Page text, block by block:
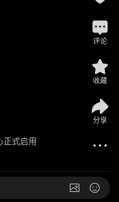
正式启用
评论
收藏
分享